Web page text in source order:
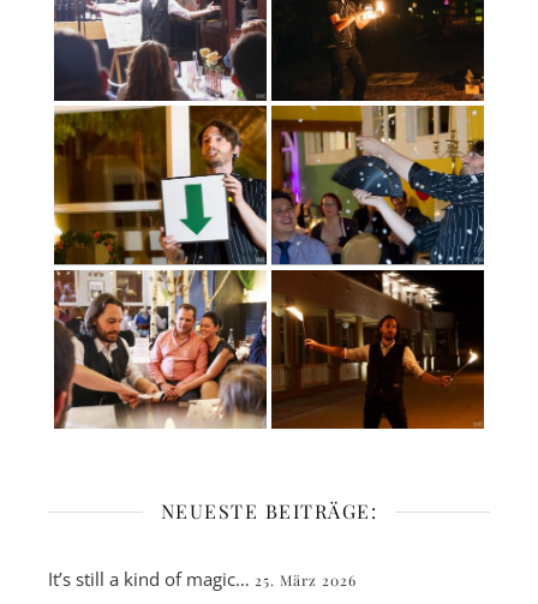
NEUESTE BEITRÄGE:
It’s still a kind of magic… 25. März 2026